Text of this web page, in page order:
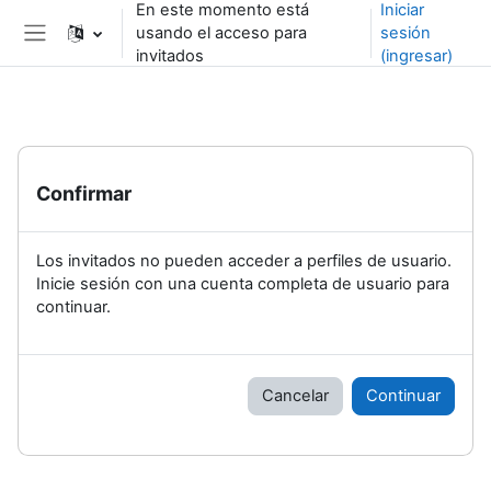
Saltar al contenido principal
Pánel lateral
En este momento está
usando el acceso para
invitados
Iniciar
sesión
(ingresar)
Confirmar
Los invitados no pueden acceder a perfiles de usuario.
Inicie sesión con una cuenta completa de usuario para
continuar.
Cancelar Continuar